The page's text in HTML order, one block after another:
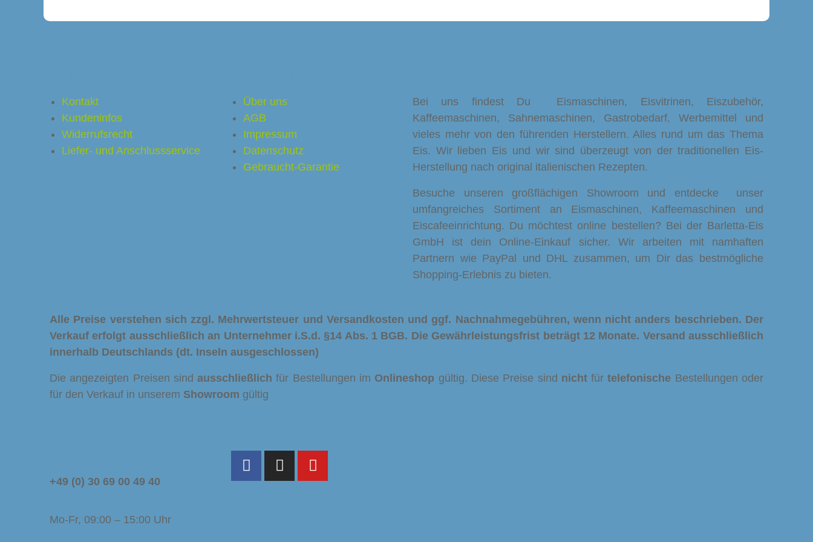
Kontakt
Kundeninfos
Widerrufsrecht
Liefer- und Anschlussservice
Über uns
AGB
Impressum
Datenschutz
Gebraucht-Garantie
Bei uns findest Du Eismaschinen, Eisvitrinen, Eiszubehör,
Kaffeemaschinen, Sahnemaschinen, Gastrobedarf, Werbemittel und
vieles mehr von den führenden Herstellern. Alles rund um das Thema
Eis. Wir lieben Eis und wir sind überzeugt von der traditionellen Eis-
Herstellung nach original italienischen Rezepten.
Besuche unseren großflächigen Showroom und entdecke unser
umfangreiches Sortiment an Eismaschinen, Kaffeemaschinen und
Eiscafeeinrichtung. Du möchtest online bestellen? Bei der Barletta-Eis
GmbH ist dein Online-Einkauf sicher. Wir arbeiten mit namhaften
Partnern wie PayPal und DHL zusammen, um Dir das bestmögliche
Shopping-Erlebnis zu bieten.
Alle Preise verstehen sich zzgl. Mehrwertsteuer und Versandkosten und ggf. Nachnahmegebühren, wenn nicht anders beschrieben. Der
Verkauf erfolgt ausschließlich an Unternehmer i.S.d. §14 Abs. 1 BGB. Die Gewährleistungsfrist beträgt 12 Monate. Versand ausschließlich
innerhalb Deutschlands (dt. Inseln ausgeschlossen)
Die angezeigten Preisen sindausschließlich für Bestellungen im Onlineshop gültig. Diese Preise sind nichtfürtelefonische Bestellungen oder
für den Verkauf in unserem Showroom gültig
+49 (0) 30 69 00 49 40
Mo-Fr, 09:00 – 15:00 Uhr